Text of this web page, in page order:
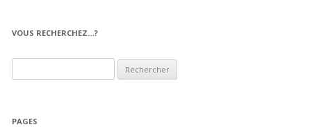
e
s
VOUS RECHERCHEZ…?
e
h
PAGES